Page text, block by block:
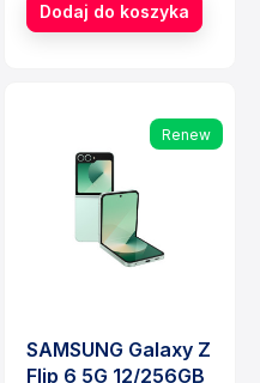
Dodaj do koszyka
Renew
SAMSUNG Galaxy Z
Flip 6 5G 12/256GB